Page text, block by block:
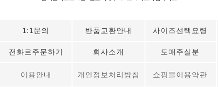
1:1문의 반품교환안내 사이즈선택요령
전화로주문하기 회사소개 도매주실분
이용안내 개인정보처리방침 쇼핑몰이용약관